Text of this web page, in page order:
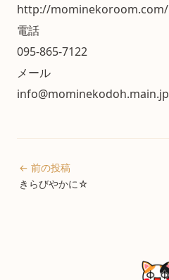
http://mominekoroom.com/
電話
095-865-7122
メール
info@mominekodoh.main.jp
← 前の投稿
きらびやかに☆